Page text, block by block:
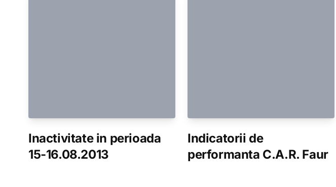
Inactivitate in perioada
15-16.08.2013
Indicatorii de
performanta C.A.R. Faur